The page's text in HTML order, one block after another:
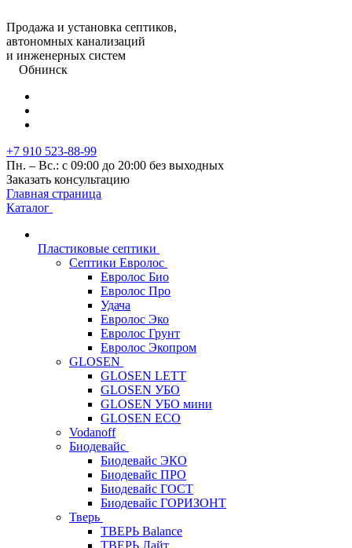
Продажа и установка септиков,
автономных канализаций
и инженерных систем
Обнинск
+7 910 523-88-99
Пн. – Вс.: с 09:00 до 20:00 без выходных
Заказать консультацию
Главная страница
Каталог
Пластиковые септики
Септики Евролос
Евролос Био
Евролос Про
Удача
Евролос Эко
Евролос Грунт
Евролос Экопром
GLOSEN
GLOSEN LETT
GLOSEN УБО
GLOSEN УБО мини
GLOSEN ECO
Vodanoff
Биодевайс
Биодевайс ЭКО
Биодевайс ПРО
Биодевайс ГОСТ
Биодевайс ГОРИЗОНТ
Тверь
ТВЕРЬ Balance
ТВЕРЬ Лайт